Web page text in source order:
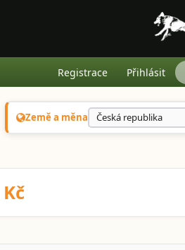
Registrace Přihlásit
Země a měna